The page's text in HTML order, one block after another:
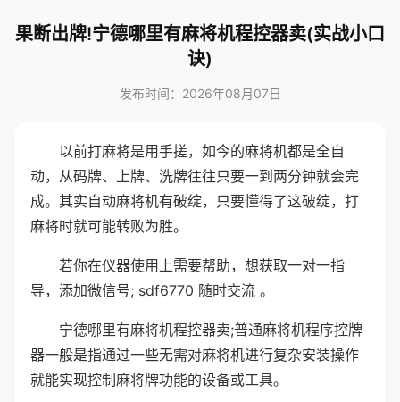
果断出牌!宁德哪里有麻将机程控器卖(实战小口
诀)
发布时间：2026年08月07日
以前打麻将是用手搓，如今的麻将机都是全自
动，从码牌、上牌、洗牌往往只要一到两分钟就会完
成。其实自动麻将机有破绽，只要懂得了这破绽，打
麻将时就可能转败为胜。
若你在仪器使用上需要帮助，想获取一对一指
导，添加微信号; sdf6770 随时交流 。
宁德哪里有麻将机程控器卖;普通麻将机程序控牌
器一般是指通过一些无需对麻将机进行复杂安装操作
就能实现控制麻将牌功能的设备或工具。